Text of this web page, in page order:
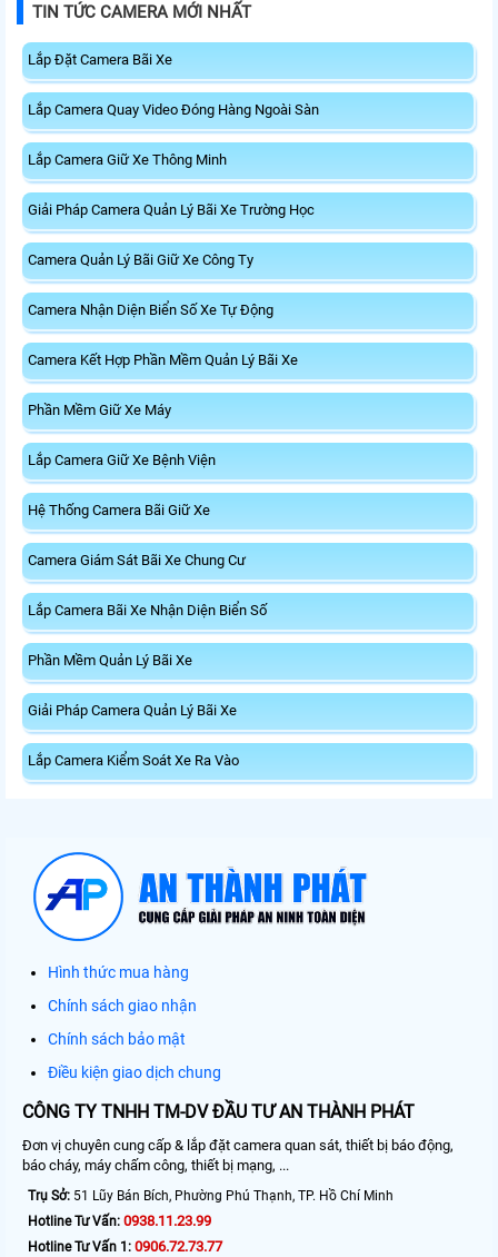
TIN TỨC CAMERA MỚI NHẤT
Lắp Đặt Camera Bãi Xe
Lắp Camera Quay Video Đóng Hàng Ngoài Sàn
Lắp Camera Giữ Xe Thông Minh
Giải Pháp Camera Quản Lý Bãi Xe Trường Học
Camera Quản Lý Bãi Giữ Xe Công Ty
Camera Nhận Diện Biển Số Xe Tự Động
Camera Kết Hợp Phần Mềm Quản Lý Bãi Xe
Phần Mềm Giữ Xe Máy
Lắp Camera Giữ Xe Bệnh Viện
Hệ Thống Camera Bãi Giữ Xe
Camera Giám Sát Bãi Xe Chung Cư
Lắp Camera Bãi Xe Nhận Diện Biển Số
Phần Mềm Quản Lý Bãi Xe
Giải Pháp Camera Quản Lý Bãi Xe
Lắp Camera Kiểm Soát Xe Ra Vào
Hình thức mua hàng
Chính sách giao nhận
Chính sách bảo mật
Điều kiện giao dịch chung
CÔNG TY TNHH TM-DV ĐẦU TƯ AN THÀNH PHÁT
Đơn vị chuyên cung cấp & lắp đặt camera quan sát, thiết bị báo động,
báo cháy, máy chấm công, thiết bị mạng, ...
Trụ Sở: 51 Lũy Bán Bích, Phường Phú Thạnh, TP. Hồ Chí Minh
Hotline Tư Vấn: 0938.11.23.99
Hotline Tư Vấn 1: 0906.72.73.77